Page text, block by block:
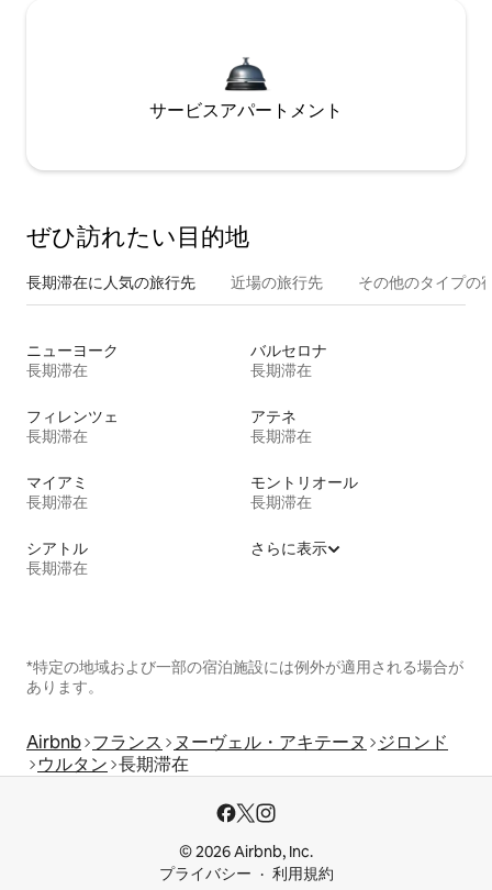
サービスアパートメント
ぜひ訪⁠れ⁠た⁠い目⁠的⁠地
長期滞在に人気の旅行先 近場の旅行先 その他のタ⁠イ⁠プ⁠の
ニューヨーク
長期滞在
バルセロナ
長期滞在
フィレンツェ
長期滞在
アテネ
長期滞在
マイアミ
長期滞在
モントリオール
長期滞在
シアトル
長期滞在
さらに表示
*特定の地域および一部の宿泊施設には例外が適用される場合が
あります。
Airbnb フランス ヌーヴェル・アキテーヌ
ジロンド
ウルタン 長期滞在
© 2026 Airbnb, Inc.
プライバシー
利用規約